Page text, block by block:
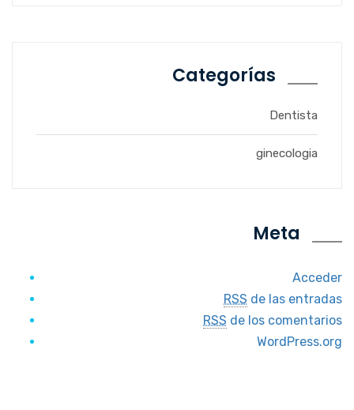
Categorías
Dentista
ginecologia
Meta
Acceder
RSS de las entradas
RSS de los comentarios
WordPress.org